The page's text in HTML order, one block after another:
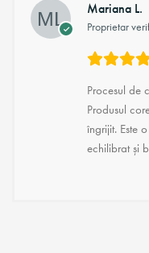
Mariana L.
Proprietar
Procesul de
Produsul
îngrijit. Este
echilibrat și